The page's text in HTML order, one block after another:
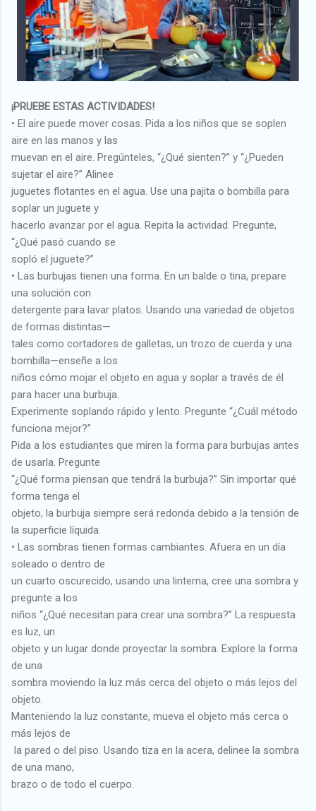
¡PRUEBE ESTAS ACTIVIDADES!
• El aire puede mover cosas. Pida a los niños que se soplen
aire en las manos y las
muevan en el aire. Pregúnteles, “¿Qué sienten?” y “¿Pueden
sujetar el aire?” Alinee
juguetes flotantes en el agua. Use una pajita o bombilla para
soplar un juguete y
hacerlo avanzar por el agua. Repita la actividad. Pregunte,
“¿Qué pasó cuando se
sopló el juguete?”
• Las burbujas tienen una forma. En un balde o tina, prepare
una solución con
detergente para lavar platos. Usando una variedad de objetos
de formas distintas—
tales como cortadores de galletas, un trozo de cuerda y una
bombilla—enseñe a los
niños cómo mojar el objeto en agua y soplar a través de él
para hacer una burbuja.
Experimente soplando rápido y lento. Pregunte “¿Cuál método
funciona mejor?”
Pida a los estudiantes que miren la forma para burbujas antes
de usarla. Pregunte
“¿Qué forma piensan que tendrá la burbuja?” Sin importar qué
forma tenga el
objeto, la burbuja siempre será redonda debido a la tensión de
la superficie líquida.
• Las sombras tienen formas cambiantes. Afuera en un día
soleado o dentro de
un cuarto oscurecido, usando una linterna, cree una sombra y
pregunte a los
niños “¿Qué necesitan para crear una sombra?” La respuesta
es luz, un
objeto y un lugar donde proyectar la sombra. Explore la forma
de una
sombra moviendo la luz más cerca del objeto o más lejos del
objeto.
Manteniendo la luz constante, mueva el objeto más cerca o
más lejos de
la pared o del piso. Usando tiza en la acera, delinee la sombra
de una mano,
brazo o de todo el cuerpo.